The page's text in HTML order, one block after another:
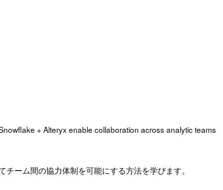
+ Alteryx enable collaboration across analytic teams
ーム間の協力体制を可能にする方法を学びます。